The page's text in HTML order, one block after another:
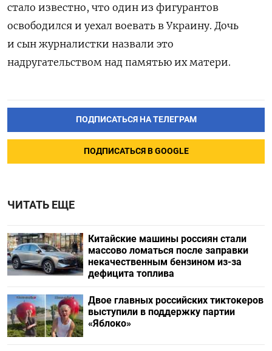
стало известно, что один из фигурантов
освободился и уехал воевать в Украину. Дочь
и сын журналистки назвали это
надругательством над памятью их матери.
ПОДПИСАТЬСЯ НА ТЕЛЕГРАМ
ПОДПИСАТЬСЯ В GOOGLE
ЧИТАТЬ ЕЩЕ
Китайские машины россиян стали
массово ломаться после заправки
некачественным бензином из-за
дефицита топлива
Двое главных российских тиктокеров
выступили в поддержку партии
«Яблоко»